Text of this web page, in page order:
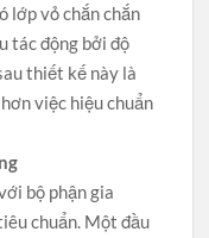
lớp vỏ chắn chắn
tác động bởi độ
thiết kế này là
việc hiệu chuẩn
bộ phận gia
chuẩn. Một đầu